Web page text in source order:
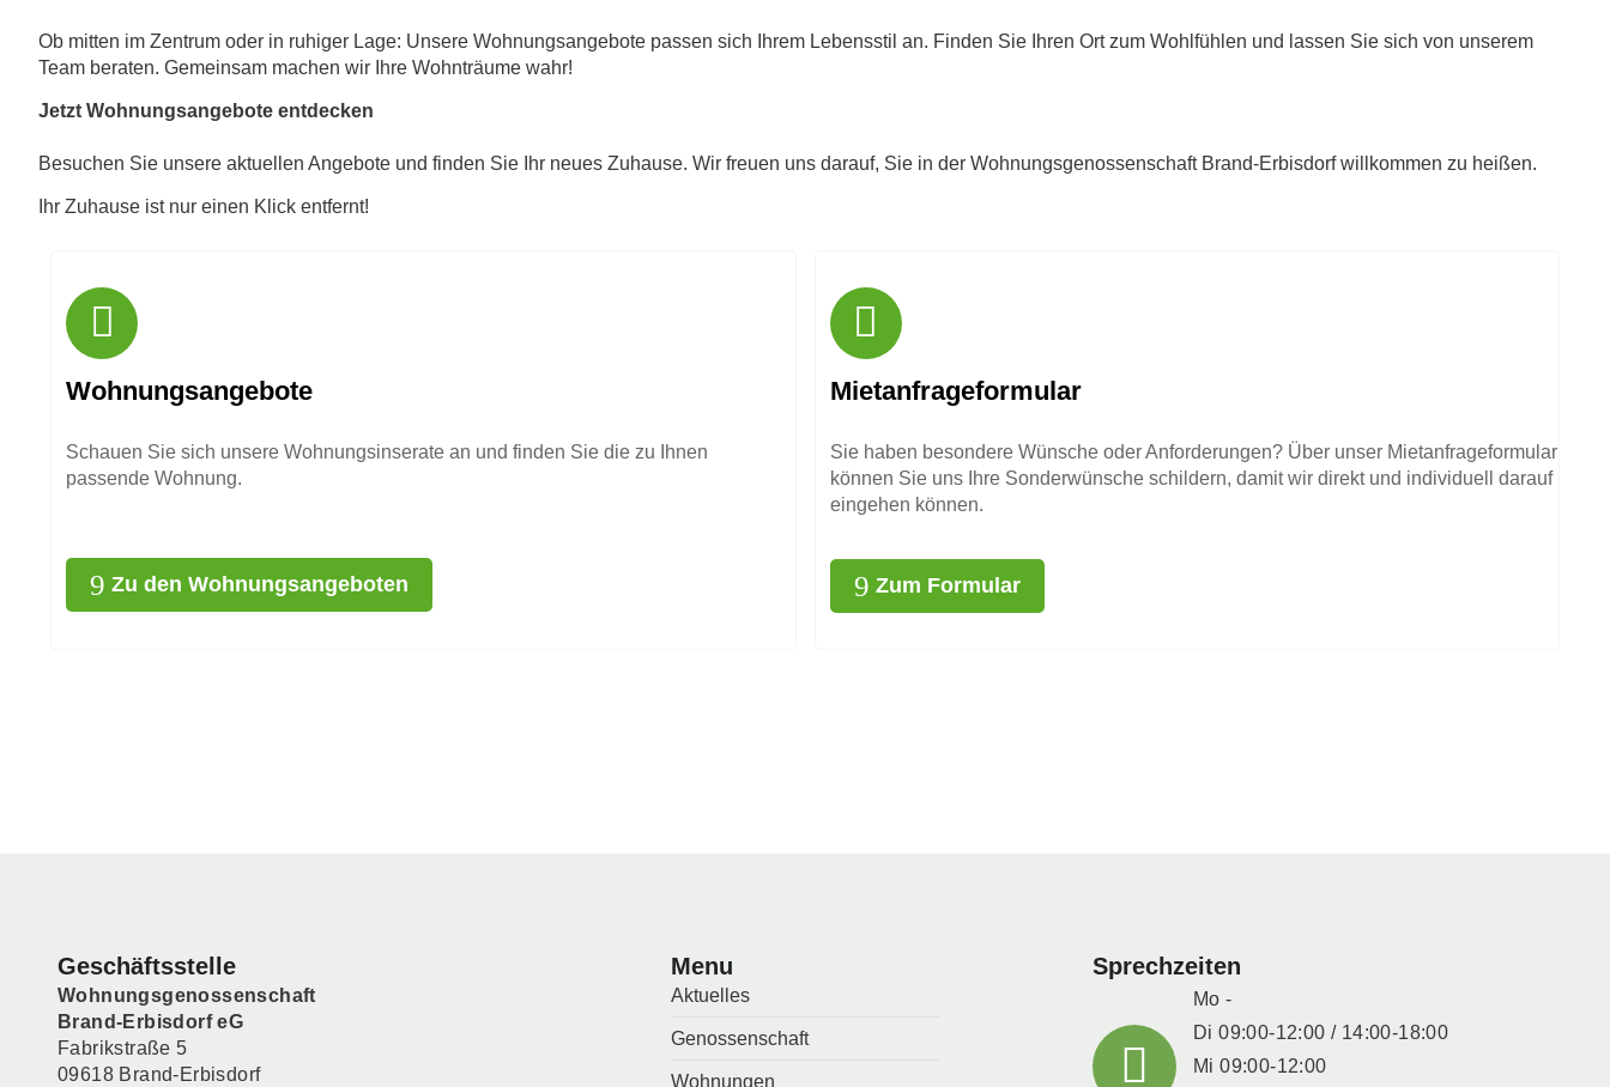
Ob mitten im Zentrum oder in ruhiger Lage: Unsere Wohnungsangebote passen sich Ihrem Lebensstil an. Finden Sie Ihren Ort zum Wohlfühlen und lassen Sie sich von unserem
Team beraten. Gemeinsam machen wir Ihre Wohnträume wahr!
Jetzt Wohnungsangebote entdecken
Besuchen Sie unsere aktuellen Angebote und finden Sie Ihr neues Zuhause. Wir freuen uns darauf, Sie in der Wohnungsgenossenschaft Brand-Erbisdorf willkommen zu heißen.
Ihr Zuhause ist nur einen Klick entfernt!
Wohnungsangebote
Schauen Sie sich unsere Wohnungsinserate an und finden Sie die zu Ihnen
passende Wohnung.
Zu den Wohnungsangeboten
Mietanfrageformular
Sie haben besondere Wünsche oder Anforderungen? Über unser Mietanfrageformular
können Sie uns Ihre Sonderwünsche schildern, damit wir direkt und individuell darauf
eingehen können.
Zum Formular
Geschäftsstelle
Wohnungsgenossenschaft
Brand-Erbisdorf eG
Fabrikstraße 5
09618 Brand-Erbisdorf
Menu
Aktuelles
Genossenschaft
Wohnungen
Sprechzeiten
Mo -
Di 09:00-12:00 / 14:00-18:00
Mi 09:00-12:00